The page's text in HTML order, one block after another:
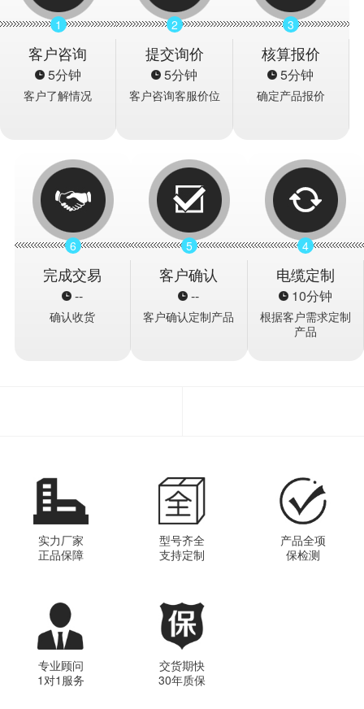
1
客户咨询
5分钟
客户了解情况
2
提交询价
5分钟
客户咨询客服价位
3
核算报价
5分钟
确定产品报价
4
电缆定制
10分钟
根据客户需求定制
产品
5
客户确认
--
客户确认定制产品
6
完成交易
--
确认收货
实力厂家
正品保障
型号齐全
支持定制
产品全项
保检测
专业顾问
1对1服务
交货期快
30年质保